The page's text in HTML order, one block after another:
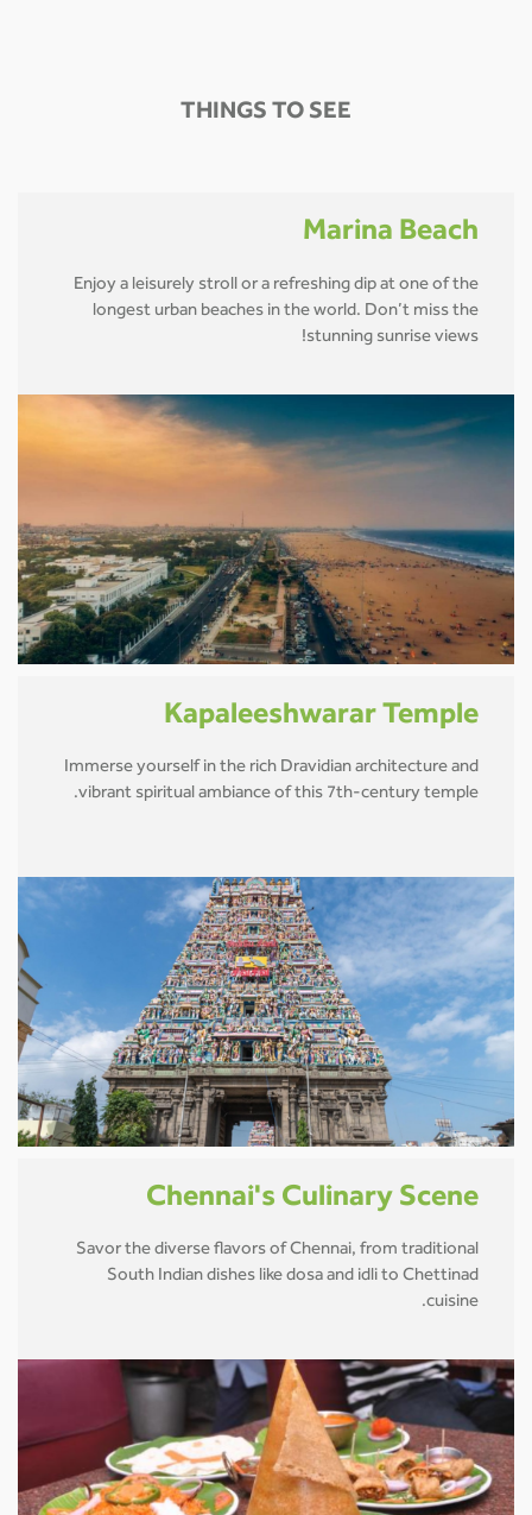
THINGS TO SEE
Marina Beach
Enjoy a leisurely stroll or a refreshing dip at one of the
longest urban beaches in the world. Don’t miss the
stunning sunrise views!
Kapaleeshwarar Temple
Immerse yourself in the rich Dravidian architecture and
vibrant spiritual ambiance of this 7th-century temple.
Chennai's Culinary Scene
Savor the diverse flavors of Chennai, from traditional
South Indian dishes like dosa and idli to Chettinad
cuisine.